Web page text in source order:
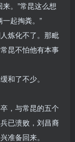
。”常昆这么想
起掏粪。”
炼化不了。那毗
昆不怕他有本事
和了不少。
，与常昆的五个
已溃败，刘昌裔
准备回来。